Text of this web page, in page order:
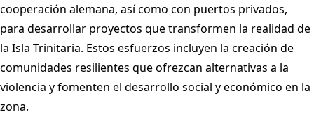
cooperación alemana, así como con puertos privados,
para desarrollar proyectos que transformen la realidad de
la Isla Trinitaria. Estos esfuerzos incluyen la creación de
comunidades resilientes que ofrezcan alternativas a la
violencia y fomenten el desarrollo social y económico en la
zona.